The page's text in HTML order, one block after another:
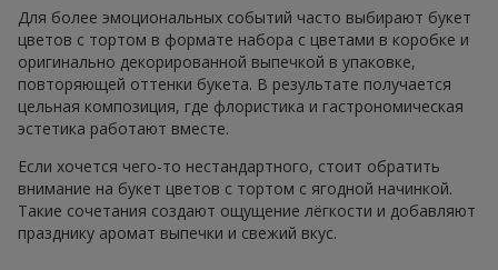
Для более эмоциональных событий часто выбирают букет
цветов с тортом в формате набора с цветами в коробке и
оригинально декорированной выпечкой в упаковке,
повторяющей оттенки букета. В результате получается
цельная композиция, где флористика и гастрономическая
эстетика работают вместе.
Если хочется чего-то нестандартного, стоит обратить
внимание на букет цветов с тортом с ягодной начинкой.
Такие сочетания создают ощущение лёгкости и добавляют
празднику аромат выпечки и свежий вкус.